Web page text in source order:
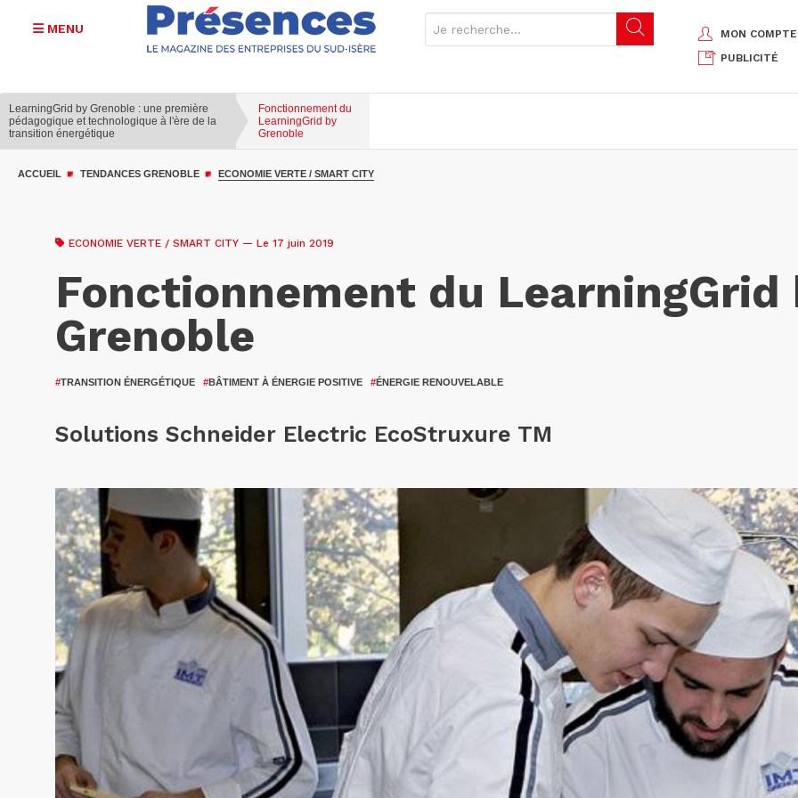
MENU
MON COMPTE
PUBLICITÉ
LearningGrid by Grenoble : une première
pédagogique et technologique à l'ère de la
transition énergétique
Fonctionnement du
LearningGrid by
Grenoble
ACCUEIL TENDANCES GRENOBLE ECONOMIE VERTE / SMART CITY
ECONOMIE VERTE / SMART CITY — Le 17 juin 2019
Fonctionnement du LearningGrid
Grenoble
#TRANSITION ÉNERGÉTIQUE #BÂTIMENT À ÉNERGIE POSITIVE #ÉNERGIE RENOUVELABLE
Solutions Schneider Electric EcoStruxure TM